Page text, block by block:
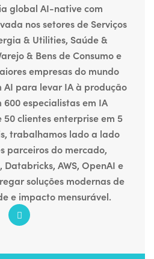
global AI-native com
nos setores de Serviços
& Utilities, Saúde &
& Bens de Consumo e
empresas do mundo
para levar IA à produção
600 especialistas em IA
clientes enterprise em 5
trabalhamos lado a lado
parceiros do mercado,
AWS, OpenAI e
soluções modernas de
e impacto mensurável.